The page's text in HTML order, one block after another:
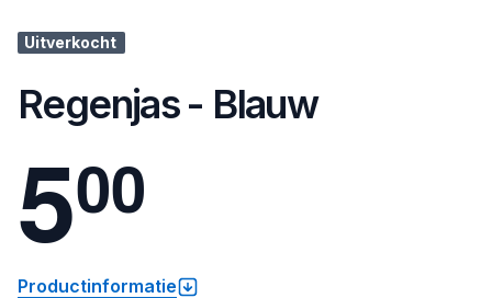
Uitverkocht
Regenjas - Blauw
500
Productinformatie